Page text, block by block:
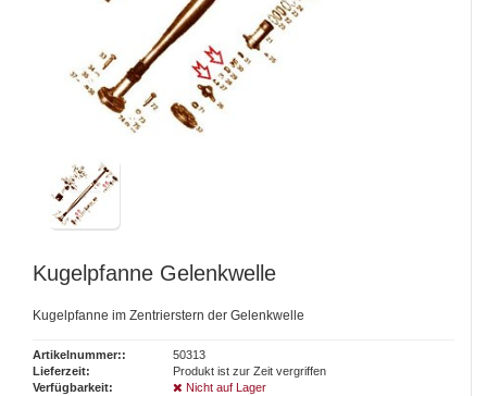
Kugelpfanne Gelenkwelle
Kugelpfanne im Zentrierstern der Gelenkwelle
Artikelnummer::
50313
Lieferzeit:
Produkt ist zur Zeit vergriffen
Verfügbarkeit:
Nicht auf Lager